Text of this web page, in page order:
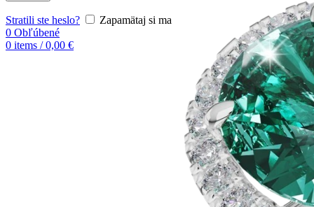
Stratili ste heslo?
Zapamätaj si ma
0 Obľúbené
0 items / 0,00 €